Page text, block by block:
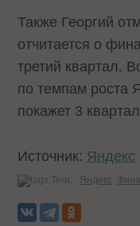
Также Георгий
отчитается о
третий квартал.
по темпам роста
покажет 3
Источник: Яндекс
Теги: Яндекс